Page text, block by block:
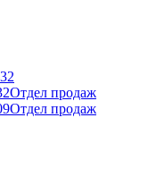
Отдел продаж
Отдел продаж